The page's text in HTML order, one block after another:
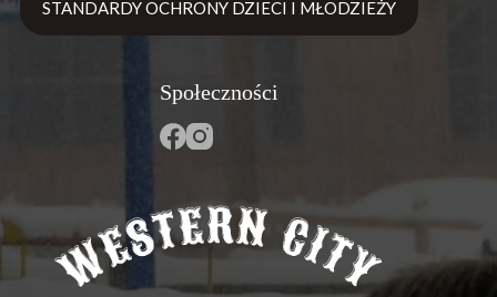
STANDARDY OCHRONY DZIECI I MŁODZIEŻY
Społeczności